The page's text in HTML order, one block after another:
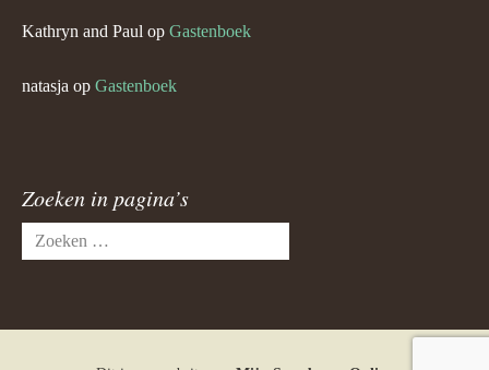
Kathryn and Paul op Gastenboek
natasja op Gastenboek
Zoeken in pagina’s
Zoeken
naar: